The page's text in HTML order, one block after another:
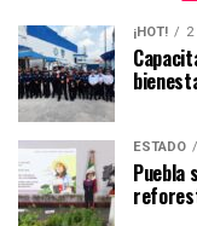
¡HOT!
ESTADO
Puebla